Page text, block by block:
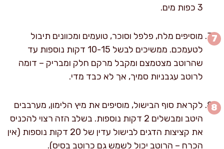
3 כפות מים.
מוסיפים מלח, פלפל וסוכר, טועמים ומכוונים תיבול
לטעמכם. ממשיכים לבשל 10-15 דקות נוספות עד
שהרוטב מצטמצם ומקבל מרקם חלק ומבריק – דומה
לרוטב עגבניות סמיך, אך לא כבד מדי.
לקראת סוף הבישול, מוסיפים את מיץ הלימון, מערבבים
היטב ומבשלים 2 דקות נוספות. בשלב הזה רצוי להכניס
את קציצות הדגים לבישול עדין של 20 דקות נוספות (אין
הכרח – הרוטב יכול לשמש גם כרוטב בסיס).